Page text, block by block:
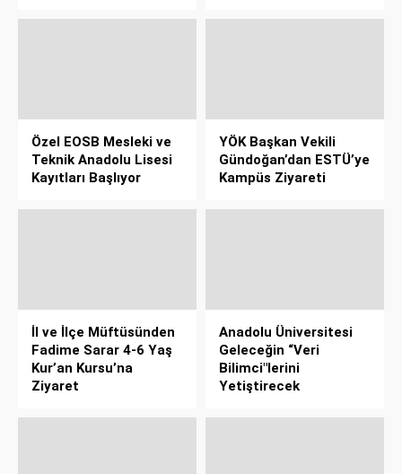
Özel EOSB Mesleki ve
Teknik Anadolu Lisesi
Kayıtları Başlıyor
YÖK Başkan Vekili
Gündoğan’dan ESTÜ’ye
Kampüs Ziyareti
İl ve İlçe Müftüsünden
Fadime Sarar 4-6 Yaş
Kur’an Kursu’na
Ziyaret
Anadolu Üniversitesi
Geleceğin “Veri
Bilimci"lerini
Yetiştirecek